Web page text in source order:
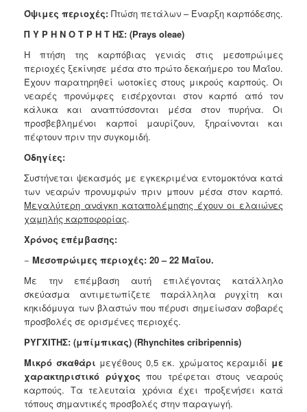
ΤΟΠΟΣ
ΠΟΛΙΤΙΣΜΟΣ
ΑΝΘΕΚΤΙΚΗ
ΠΟΛΗ
Όψιμες περιοχές: Πτώση πετάλων – Έναρξη καρπόδεσης.
Π Υ Ρ Η Ν Ο Τ Ρ Η Τ ΗΣ: (Prays oleae)
Η πτήση της καρπόβιας γενιάς στις μεσοπρώιμες
περιοχές ξεκίνησε μέσα στο πρώτο δεκαήμερο του Μαΐου.
Έχουν παρατηρηθεί ωοτοκίες στους μικρούς καρπούς. Οι
νεαρές προνύμφες εισέρχονται στον καρπό από τον
κάλυκα και αναπτύσσονται μέσα στον πυρήνα. Οι
προσβεβλημένοι καρποί μαυρίζουν, ξηραίνονται και
πέφτουν πριν την συγκομιδή.
Οδηγίες:
Συστήνεται ψεκασμός με εγκεκριμένα εντομοκτόνα κατά
των νεαρών προνυμφών πριν μπουν μέσα στον καρπό.
Μεγαλύτερη ανάγκη καταπολέμησης έχουν οι ελαιώνες
χαμηλής καρποφορίας.
Χρόνος επέμβασης:
− Μεσοπρώιμες περιοχές: 20 – 22 Μαΐου.
Με την επέμβαση αυτή επιλέγοντας κατάλληλο
σκεύασμα αντιμετωπίζετε παράλληλα ρυγχίτη και
κηκιδόμυγα των βλαστών που πέρυσι σημείωσαν σοβαρές
προσβολές σε ορισμένες περιοχές.
ΡΥΓΧΙΤΗΣ: (μπίμπικας) (Rhynchites cribripennis)
Μικρό σκαθάρι μεγέθους 0,5 εκ. χρώματος κεραμιδί με
χαρακτηριστικό ρύγχος που τρέφεται στους νεαρούς
καρπούς. Τα τελευταία χρόνια έχει προξενήσει κατά
τόπους σημαντικές προσβολές στην παραγωγή.